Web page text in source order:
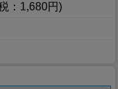
：1,680円)